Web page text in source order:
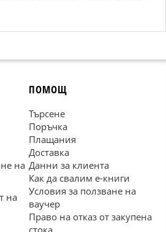
на
на
ПОМОЩ
Търсене
Поръчка
Плащания
Доставка
Данни за клиента
Как да свалим е-книги
Условия за ползване на
ваучер
Право на отказ от закупена
стока